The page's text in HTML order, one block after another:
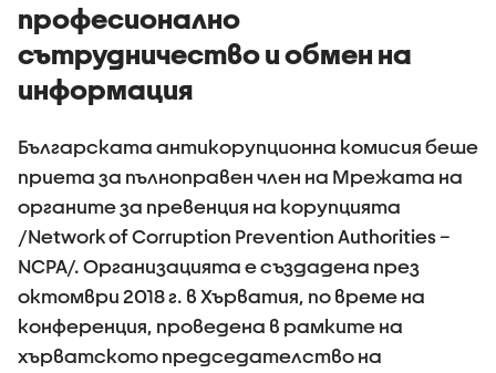
професионално
сътрудничество и обмен на
информация
Българската антикорупционна комисия беше
приета за пълноправен член на Мрежата на
органите за превенция на корупцията
/Network of Corruption Prevention Authorities –
NCPA/. Организацията е създадена през
октомври 2018 г. в Хърватия, по време на
конференция, проведена в рамките на
хърватското председателство на